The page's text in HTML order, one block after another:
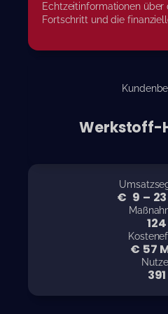
Echtzeitinformationen über
Fortschritt und die
Werkstoff-
€ 10 – 25
140
€ 65
450